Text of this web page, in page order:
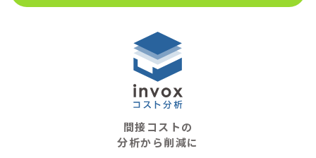
間接コストの
分析から削減に